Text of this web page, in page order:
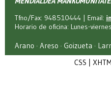
Tfno/Fax: 948510444 | Email:
Horario de oficina: Lunes-
Arano · Areso · Goizueta ·
CSS